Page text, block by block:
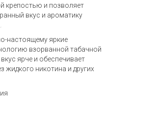
крепостью и позволяет
вкус и ароматику
настоящему яркие
взорванной табачной
ярче и обеспечивает
жидкого никотина и других